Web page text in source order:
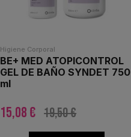
Higiene Corporal
BE+ MED ATOPICONTROL
GEL DE BAÑO SYNDET 750
ml
15,08 € 19,50 €